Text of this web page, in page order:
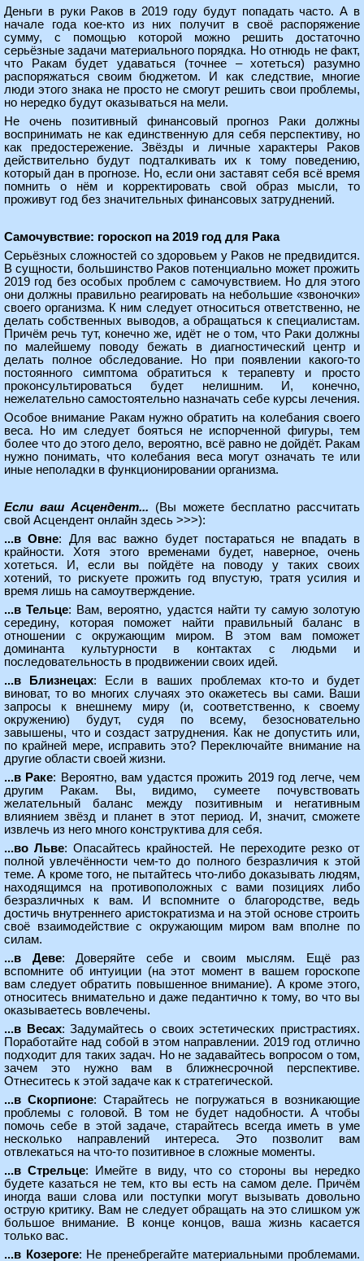
Деньги в руки Раков в 2019 году будут попадать часто. А в
начале года кое-кто из них получит в своё распоряжение
сумму, с помощью которой можно решить достаточно
серьёзные задачи материального порядка. Но отнюдь не факт,
что Ракам будет удаваться (точнее – хотеться) разумно
распоряжаться своим бюджетом. И как следствие, многие
люди этого знака не просто не смогут решить свои проблемы,
но нередко будут оказываться на мели.
Не очень позитивный финансовый прогноз Раки должны
воспринимать не как единственную для себя перспективу, но
как предостережение. Звёзды и личные характеры Раков
действительно будут подталкивать их к тому поведению,
который дан в прогнозе. Но, если они заставят себя всё время
помнить о нём и корректировать свой образ мысли, то
проживут год без значительных финансовых затруднений.
Самочувствие: гороскоп на 2019 год для Рака
Серьёзных сложностей со здоровьем у Раков не предвидится.
В сущности, большинство Раков потенциально может прожить
2019 год без особых проблем с самочувствием. Но для этого
они должны правильно реагировать на небольшие «звоночки»
своего организма. К ним следует относиться ответственно, не
делать собственных выводов, а обращаться к специалистам.
Причём речь тут, конечно же, идёт не о том, что Раки должны
по малейшему поводу бежать в диагностический центр и
делать полное обследование. Но при появлении какого-то
постоянного симптома обратиться к терапевту и просто
проконсультироваться будет нелишним. И, конечно,
нежелательно самостоятельно назначать себе курсы лечения.
Особое внимание Ракам нужно обратить на колебания своего
веса. Но им следует бояться не испорченной фигуры, тем
более что до этого дело, вероятно, всё равно не дойдёт. Ракам
нужно понимать, что колебания веса могут означать те или
иные неполадки в функционировании организма.
Если ваш Асцендент... (Вы можете бесплатно рассчитать
свой Асцендент онлайн здесь >>>):
...в Овне: Для вас важно будет постараться не впадать в
крайности. Хотя этого временами будет, наверное, очень
хотеться. И, если вы пойдёте на поводу у таких своих
хотений, то рискуете прожить год впустую, тратя усилия и
время лишь на самоутверждение.
...в Тельце: Вам, вероятно, удастся найти ту самую золотую
середину, которая поможет найти правильный баланс в
отношении с окружающим миром. В этом вам поможет
доминанта культурности в контактах с людьми и
последовательность в продвижении своих идей.
...в Близнецах: Если в ваших проблемах кто-то и будет
виноват, то во многих случаях это окажетесь вы сами. Ваши
запросы к внешнему миру (и, соответственно, к своему
окружению) будут, судя по всему, безосновательно
завышены, что и создаст затруднения. Как не допустить или,
по крайней мере, исправить это? Переключайте внимание на
другие области своей жизни.
...в Раке: Вероятно, вам удастся прожить 2019 год легче, чем
другим Ракам. Вы, видимо, сумеете почувствовать
желательный баланс между позитивным и негативным
влиянием звёзд и планет в этот период. И, значит, сможете
извлечь из него много конструктива для себя.
...во Льве: Опасайтесь крайностей. Не переходите резко от
полной увлечённости чем-то до полного безразличия к этой
теме. А кроме того, не пытайтесь что-либо доказывать людям,
находящимся на противоположных с вами позициях либо
безразличных к вам. И вспомните о благородстве, ведь
достичь внутреннего аристократизма и на этой основе строить
своё взаимодействие с окружающим миром вам вполне по
силам.
...в Деве: Доверяйте себе и своим мыслям. Ещё раз
вспомните об интуиции (на этот момент в вашем гороскопе
вам следует обратить повышенное внимание). А кроме этого,
относитесь внимательно и даже педантично к тому, во что вы
оказываетесь вовлечены.
...в Весах: Задумайтесь о своих эстетических пристрастиях.
Поработайте над собой в этом направлении. 2019 год отлично
подходит для таких задач. Но не задавайтесь вопросом о том,
зачем это нужно вам в ближнесрочной перспективе.
Отнеситесь к этой задаче как к стратегической.
...в Скорпионе: Старайтесь не погружаться в возникающие
проблемы с головой. В том не будет надобности. А чтобы
помочь себе в этой задаче, старайтесь всегда иметь в уме
несколько направлений интереса. Это позволит вам
отвлекаться на что-то позитивное в сложные моменты.
...в Стрельце: Имейте в виду, что со стороны вы нередко
будете казаться не тем, кто вы есть на самом деле. Причём
иногда ваши слова или поступки могут вызывать довольно
острую критику. Вам не следует обращать на это слишком уж
большое внимание. В конце концов, ваша жизнь касается
только вас.
...в Козероге: Не пренебрегайте материальными проблемами.